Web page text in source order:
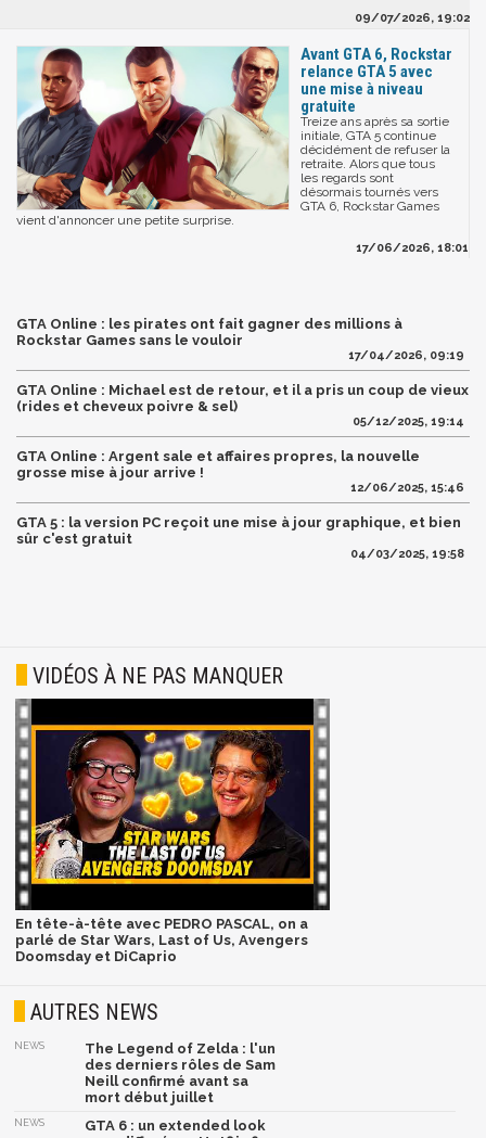
09/07/2026, 19:02
Avant GTA 6, Rockstar
relance GTA 5 avec
une mise à niveau
gratuite
Treize ans après sa sortie
initiale, GTA 5 continue
décidément de refuser la
retraite. Alors que tous
les regards sont
désormais tournés vers
GTA 6, Rockstar Games
vient d'annoncer une petite surprise.
17/06/2026, 18:01
GTA Online : les pirates ont fait gagner des millions à
Rockstar Games sans le vouloir
17/04/2026, 09:19
GTA Online : Michael est de retour, et il a pris un coup de vieux
(rides et cheveux poivre & sel)
05/12/2025, 19:14
GTA Online : Argent sale et affaires propres, la nouvelle
grosse mise à jour arrive !
12/06/2025, 15:46
GTA 5 : la version PC reçoit une mise à jour graphique, et bien
sûr c'est gratuit
04/03/2025, 19:58
VIDÉOS À NE PAS MANQUER
En tête-à-tête avec PEDRO PASCAL, on a
parlé de Star Wars, Last of Us, Avengers
Doomsday et DiCaprio
AUTRES NEWS
NEWS
The Legend of Zelda : l'un
des derniers rôles de Sam
Neill confirmé avant sa
mort début juillet
NEWS
GTA 6 : un extended look